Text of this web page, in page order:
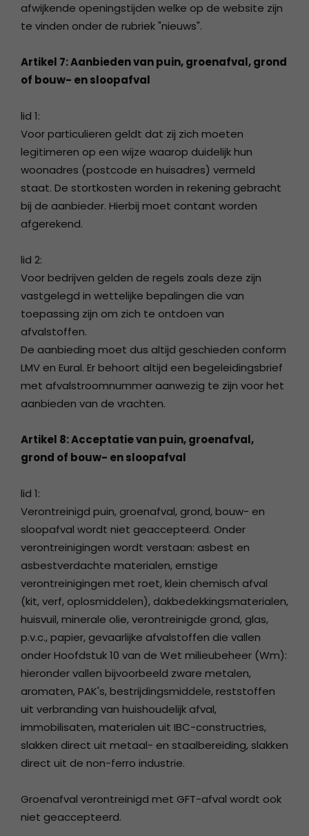
afwijkende openingstijden welke op de website zijn
te vinden onder de rubriek "nieuws".
Artikel 7: Aanbieden van puin, groenafval, grond
of bouw- en sloopafval
lid 1:
Voor particulieren geldt dat zij zich moeten
legitimeren op een wijze waarop duidelijk hun
woonadres (postcode en huisadres) vermeld
staat. De stortkosten worden in rekening gebracht
bij de aanbieder. Hierbij moet contant worden
afgerekend.
lid 2:
Voor bedrijven gelden de regels zoals deze zijn
vastgelegd in wettelijke bepalingen die van
toepassing zijn om zich te ontdoen van
afvalstoffen.
De aanbieding moet dus altijd geschieden conform
LMV en Eural. Er behoort altijd een begeleidingsbrief
met afvalstroomnummer aanwezig te zijn voor het
aanbieden van de vrachten.
Artikel 8: Acceptatie van puin, groenafval,
grond of bouw- en sloopafval
lid 1:
Verontreinigd puin, groenafval, grond, bouw- en
sloopafval wordt niet geaccepteerd. Onder
verontreinigingen wordt verstaan: asbest en
asbestverdachte materialen, ernstige
verontreinigingen met roet, klein chemisch afval
(kit, verf, oplosmiddelen), dakbedekkingsmaterialen,
huisvuil, minerale olie, verontreinigde grond, glas,
p.v.c., papier, gevaarlijke afvalstoffen die vallen
onder Hoofdstuk 10 van de Wet milieubeheer (Wm):
hieronder vallen bijvoorbeeld zware metalen,
aromaten, PAK's, bestrijdingsmiddele, reststoffen
uit verbranding van huishoudelijk afval,
immobilisaten, materialen uit IBC-constructries,
slakken direct uit metaal- en staalbereiding, slakken
direct uit de non-ferro industrie.
Groenafval verontreinigd met GFT-afval wordt ook
niet geaccepteerd.